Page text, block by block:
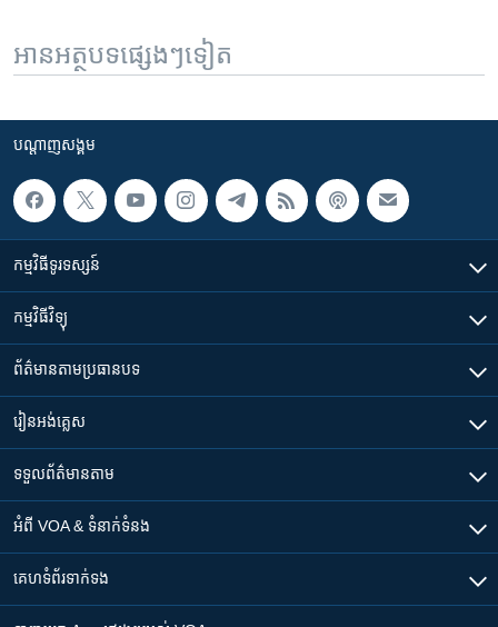
អានអត្ថបទផ្សេងៗទៀត
បណ្តាញ​សង្គម
កម្មវិធី​ទូរទស្សន៍
កម្មវិធី​វិទ្យុ
ព័ត៌មាន​តាមប្រធានបទ​
រៀន​​អង់គ្លេស
ទទួល​ព័ត៌មាន​តាម
អំពី​ VOA & ទំនាក់ទំនង
គេហទំព័រ​​ទាក់ទង